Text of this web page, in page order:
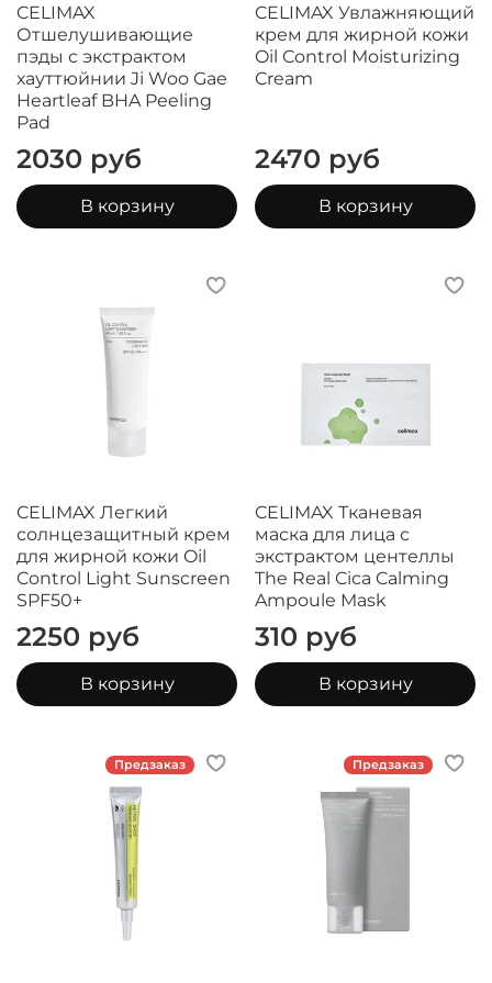
CELIMAX
Отшелушивающие
пэды с экстрактом
хауттюйнии Ji Woo Gae
Heartleaf BHA Peeling
Pad
2030 руб
В корзину
CELIMAX Увлажняющий
крем для жирной кожи
Oil Control Moisturizing
Cream
2470 руб
В корзину
CELIMAX Легкий
солнцезащитный крем
для жирной кожи Oil
Control Light Sunscreen
SPF50+
2250 руб
В корзину
CELIMAX Тканевая
маска для лица с
экстрактом центеллы
The Real Cica Calming
Ampoule Mask
310 руб
В корзину
Предзаказ Предзаказ